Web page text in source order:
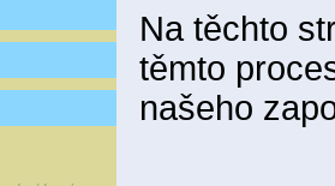
Na těchto
těmto
našeho